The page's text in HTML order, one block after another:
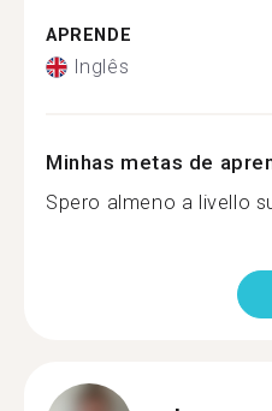
APRENDE
Inglês
Minhas metas de
Spero almeno a livello